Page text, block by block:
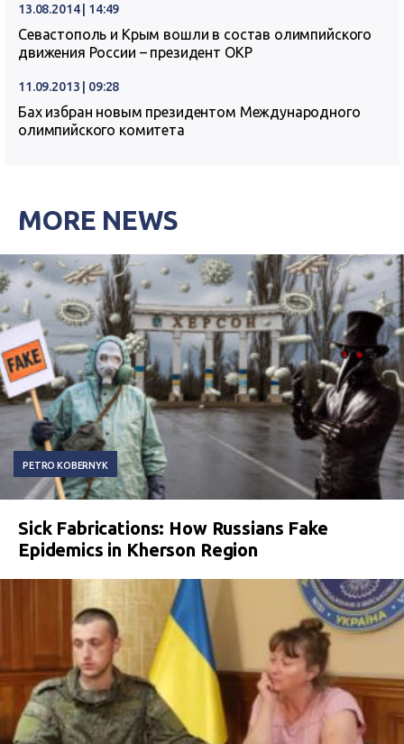
13.08.2014 | 14:49
Севастополь и Крым вошли в состав олимпийского
движения России – президент ОКР
11.09.2013 | 09:28
Бах избран новым президентом Международного
олимпийского комитета
MORE NEWS
PETRO KOBERNYK
Sick Fabrications: How Russians Fake
Epidemics in Kherson Region